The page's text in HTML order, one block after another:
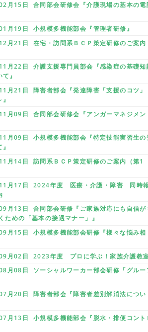
月15日 合同部会研修会『介護現場の基本の電
月19日 小規模多機能部会『管理者研修』
月21日 在宅・訪問系ＢＣＰ策定研修のご案内
月22日 介護支援専門員部会『感染症の基礎知
』
月21日 障害者部会『発達障害「支援のコツ」
月09日 合同部会研修会『アンガーマネジメン
月09日 小規模多機能部会『特定技能実習生の
月14日 訪問系ＢＣＰ策定研修のご案内（第1
月17日 2024年度 医療・介護・障害 同時
月13日 合同部会研修『ご家族対応にも自信が
ための「基本の接遇マナー」』
月15日 小規模多機能部会研修『様々な悩み相
月02日 2023年度 プロに学ぶ！家族介護教
月08日 ソーシャルワーカー部会研修「グルー
月20日 障害者部会『障害者差別解消法につい
月13日 小規模多機能部会『脱水・排便コント